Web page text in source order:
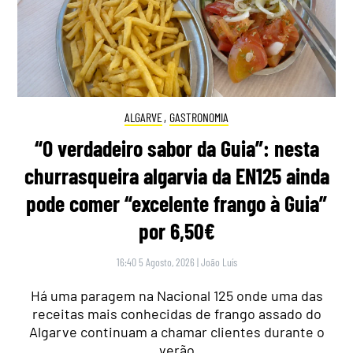
ALGARVE, GASTRONOMIA
“O verdadeiro sabor da Guia”: nesta
churrasqueira algarvia da EN125 ainda
pode comer “excelente frango à Guia”
por 6,50€
16:40 5 Agosto, 2026 |João Luís
Há uma paragem na Nacional 125 onde uma das
receitas mais conhecidas de frango assado do
Algarve continuam a chamar clientes durante o